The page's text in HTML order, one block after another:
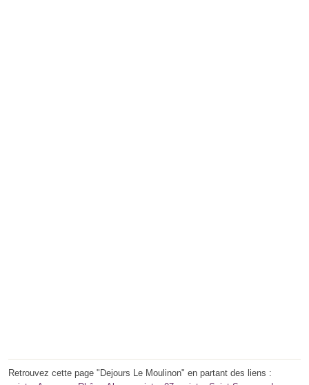
Retrouvez cette page "Dejours Le Moulinon" en partant des liens :